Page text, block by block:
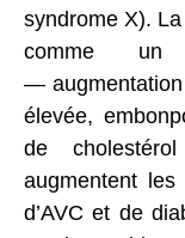
syndrome X).
comme un
— augmentation
élevée,
de
augmentent
d’AVC et de